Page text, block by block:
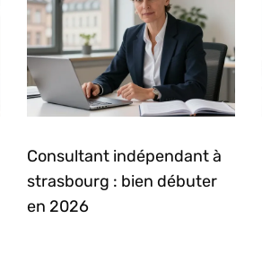
Consultant indépendant à
strasbourg : bien débuter
en 2026